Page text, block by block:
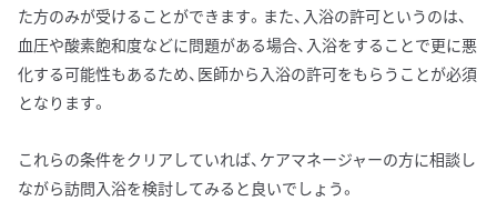
た方のみが受けることができます。また、入浴の許可というのは、
血圧や酸素飽和度などに問題がある場合、入浴をすることで更に悪
化する可能性もあるため、医師から入浴の許可をもらうことが必須
となります。
これらの条件をクリアしていれば、ケアマネージャーの方に相談し
ながら訪問入浴を検討してみると良いでしょう。